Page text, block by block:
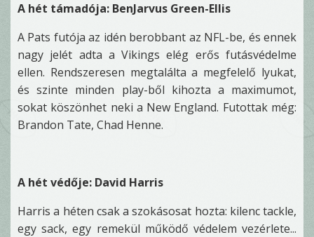
A hét támadója: BenJarvus Green-Ellis
A Pats futója az idén berobbant az NFL-be, és ennek
nagy jelét adta a Vikings elég erős futásvédelme
ellen. Rendszeresen megtalálta a megfelelő lyukat,
és szinte minden play-ből kihozta a maximumot,
sokat köszönhet neki a New England. Futottak még:
Brandon Tate, Chad Henne.
A hét védője: David Harris
Harris a héten csak a szokásosat hozta: kilenc tackle,
egy sack, egy remekül működő védelem vezérlete...